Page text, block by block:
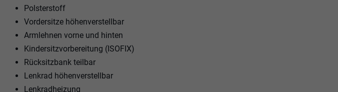
Polsterstoff
Vordersitze höhenverstellbar
Armlehnen vorne und hinten
Kindersitzvorbereitung (ISOFIX)
Rücksitzbank teilbar
Lenkrad höhenverstellbar
Lenkradheizung